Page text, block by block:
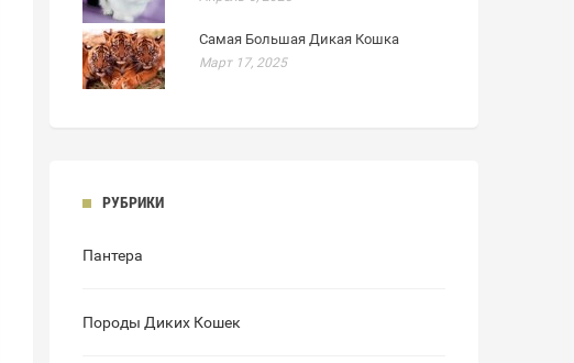
Самая Большая Дикая Кошка
Март 17, 2025
РУБРИКИ
Пантера
Породы Диких Кошек